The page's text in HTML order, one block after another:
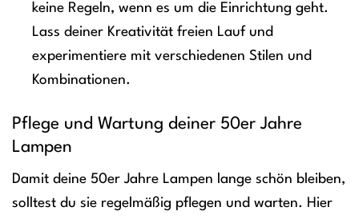
keine Regeln, wenn es um die Einrichtung geht.
Lass deiner Kreativität freien Lauf und
experimentiere mit verschiedenen Stilen und
Kombinationen.
Pflege und Wartung deiner 50er Jahre
Lampen
Damit deine 50er Jahre Lampen lange schön bleiben,
solltest du sie regelmäßig pflegen und warten. Hier